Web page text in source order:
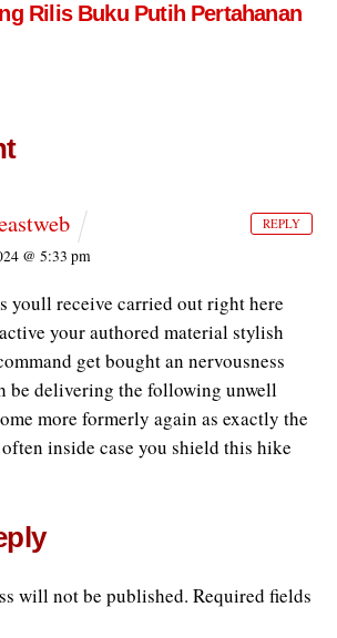
Rilis Buku Putih Pertahanan
@ 5:33 pm
youll receive carried out right here
your authored material stylish
get bought an nervousness
be delivering the following unwell
more formerly again as exactly the
inside case you shield this hike
REPLY
will not be published. Required fields